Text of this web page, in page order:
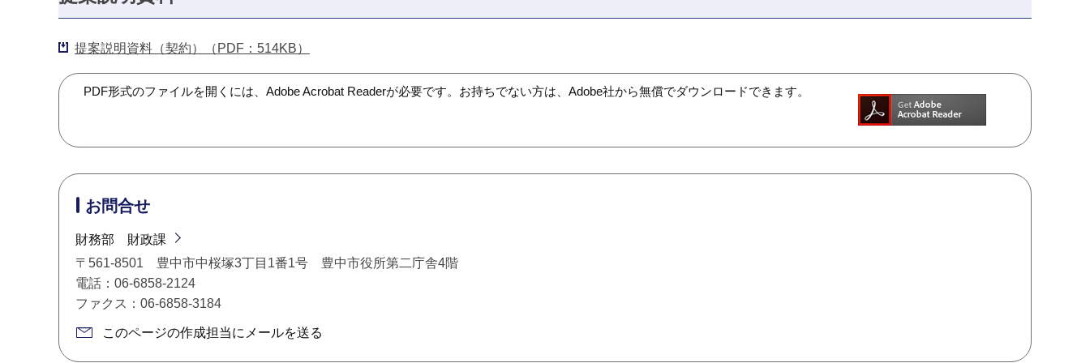
提案説明資料（契約）（PDF：514KB）
PDF形式のファイルを開くには、Adobe Acrobat Readerが必要です。お持ちでない方は、Adobe社から無償でダウンロードできます。
お問合せ
財務部 財政課
〒561-8501 豊中市中桜塚3丁目1番1号 豊中市役所第二庁舎4階
電話：06-6858-2124
ファクス：06-6858-3184
このページの作成担当にメールを送る